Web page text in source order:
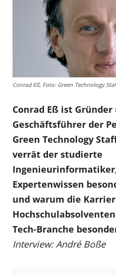
Conrad Eß, Foto: Green Technology
Conrad Eß ist Gründer
Geschäftsführer der
Green Technology
verrät der studierte
Expertenwissen
und warum die
Tech-Branche
Interview: André Boße